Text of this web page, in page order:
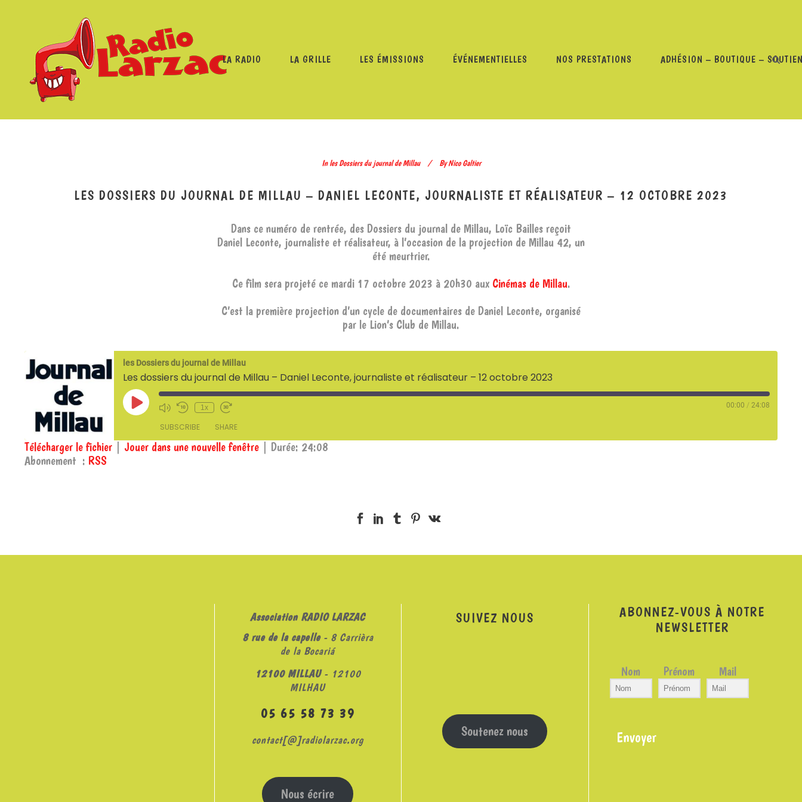
LA RADIO LA GRILLE LES ÉMISSIONS ÉVÉNEMENTIELLES NOS PRESTATIONS ADHÉSION – BOUTIQUE –
RADIO LARZAC/
In les Dossiers du journal de Millau By Nico Galtier
LES DOSSIERS DU JOURNAL DE MILLAU – DANIEL LECONTE, JOURNALISTE ET RÉALISATEUR – 12 OCTOBRE 2023
Dans ce numéro de rentrée, des Dossiers du journal de Millau, Loïc Bailles reçoit
Daniel Leconte, journaliste et réalisateur, à l’occasion de la projection de Millau 42, un
été meurtrier.
Ce film sera projeté ce mardi 17 octobre 2023 à 20h30 aux Cinémas de Millau.
C’est la première projection d’un cycle de documentaires de Daniel Leconte, organisé
par le Lion’s Club de Millau.
les Dossiers du journal de Millau
Les dossiers du journal de Millau – Daniel Leconte, journaliste et réalisateur – 12 octobre 2023
Play
Episode
1x 00:00 / 24:08
SUBSCRIBE SHARE
RSS
SHARE
Télécharger le fichier Jouer dans une nouvelle fenêtre
Durée: 24:08
Abonnement : RSS
Association RADIO LARZAC
8 rue de la capelle- 8 Carrièra
de la Bocariá
12100 MILLAU- 12100
MILHAU
05 65 58 73 39
contact[@]radiolarzac.org
Nous écrire
SUIVEZ NOUS
Soutenez nous
ABONNEZ-VOUS À NOTRE
NEWSLETTER
Nom Prénom Mail
Envoyer